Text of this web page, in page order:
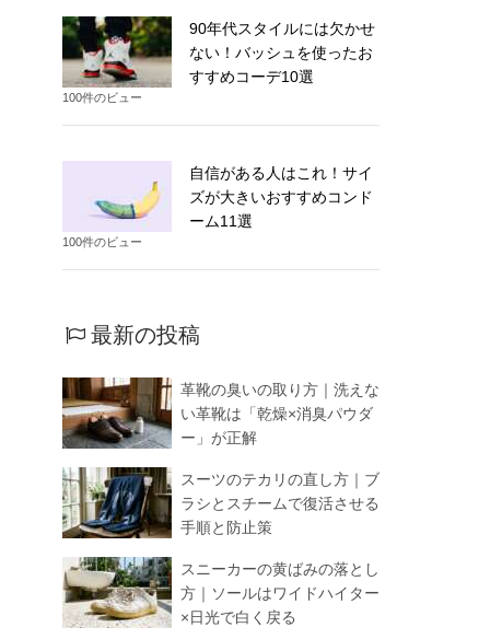
90年代スタイルには欠かせ
ない！バッシュを使ったお
すすめコーデ10選
100件のビュー
自信がある人はこれ！サイ
ズが大きいおすすめコンド
ーム11選
100件のビュー
最新の投稿
革靴の臭いの取り方｜洗えな
い革靴は「乾燥×消臭パウダ
ー」が正解
スーツのテカリの直し方｜ブ
ラシとスチームで復活させる
手順と防止策
スニーカーの黄ばみの落とし
方｜ソールはワイドハイター
×日光で白く戻る